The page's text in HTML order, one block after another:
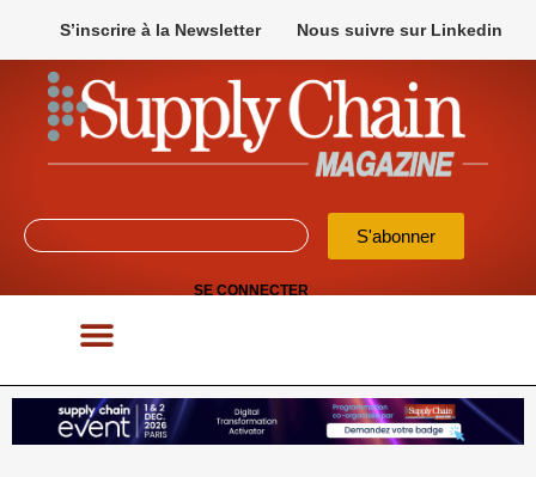
S’inscrire à la Newsletter Nous suivre sur Linkedin
S'abonner
SE CONNECTER